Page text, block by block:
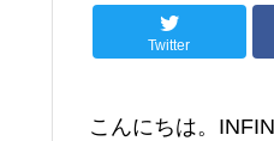
Twitter
こんにちは。